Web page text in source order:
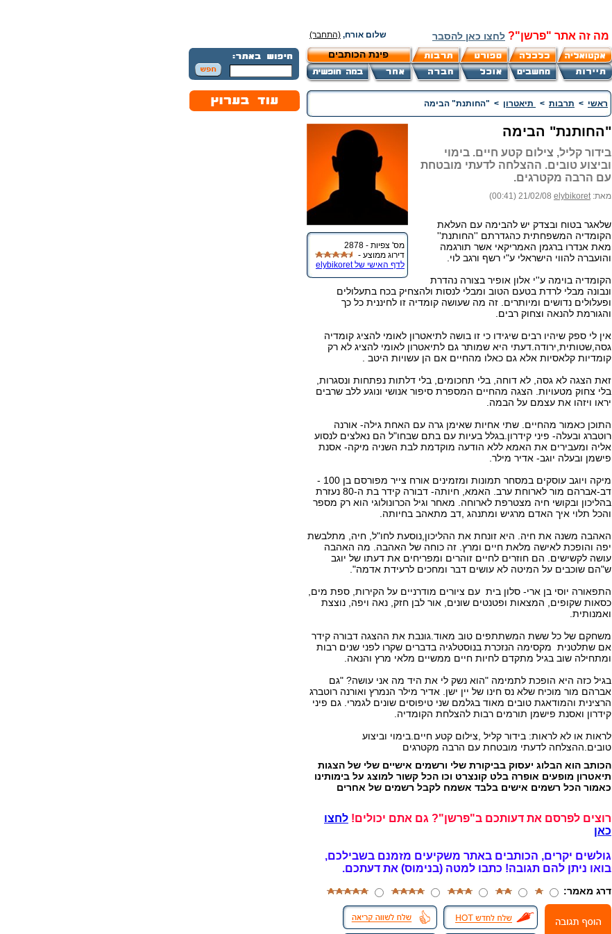
מה זה אתר "פרשן"? לחצו כאן להסבר שלום אורח, (התחבר)
פינת הכותבים
ראשי > תרבות > תיאטרון > "החותנת" הבימה
מס' צפיות - 2878
דירוג ממוצע -
לדף האישי של elybikoret
"החותנת" הבימה
בידור קליל, צילום קטע חיים. בימוי
וביצוע טובים. ההצלחה לדעתי מובטחת
עם הרבה מקטרגים.
מאת:elybikoret
21/02/08 (00:41)
שלאגר בטוח ובצדק יש להבימה עם העלאת
הקומדיה המשפחתית כהגדרתם ''החותנת''
מאת אנדרו ברגמן האמריקאי אשר תורגמה
והועברה להווי הישראלי ע"י רשף ורגב לוי.
הקומדיה בוימה ע''י אלון אופיר בצורה נהדרת
ונבונה מבלי לרדת בטעם הטוב ומבלי לנסות ולהצחיק בכח בתעלולים
ופעלולים נדושים ומיותרים. זה מה שעושה קומדיה זו לחיננית כל כך
והגורמת להנאה וצחוק רבים.
אין לי ספק שיהיו רבים שיגידו כי זו בושה לתיאטרון לאומי להציג קומדיה
גסה,שטותית,ירודה.דעתי היא שמותר גם לתיאטרון לאומי להציג לא רק
קומדיות קלאסיות אלא גם כאלו מהחיים אם הן עשויות היטב .
זאת הצגה לא גסה, לא דוחה, בלי תחכומים, בלי דלתות נפתחות ונסגרות,
בלי צחוק מטעויות. הצגה מהחיים המספרת סיפור אנושי ונוגע ללב שרבים
יראו ויזהו את עצמם על הבמה.
התוכן כאמור מהחיים. שתי אחיות שאימן גרה עם האחת גילה- אורנה
רוטברג ובעלה- פיני קידרון.בגלל בעיות עם בתם שבחו"ל הם נאלצים לנסוע
אליה ומעבירים את האמא ללא הודעה מוקדמת לבת השניה מיקה- אסנת
פישמן ובעלה יוגב- אדיר מילר.
מיקה ויוגב עוסקים במסחר תמונות ומזמינים אורח צייר מפורסם בן 100 -
דב-אברהם מור לארוחת ערב. האמא, חיותה- דבורה קידר בת ה-80 נעזרת
בהליכון ובקושי חיה מצטרפת לארוחה. מאחר וגיל הכרונולוגי הוא רק מספר
והכל תלוי איך האדם מרגיש ומתנהג ,דב מתאהב בחיותה.
האהבה משנה את חיה. היא זונחת את ההליכון,נוסעת לחו"ל, חיה, מתלבשת
יפה והופכת לאישה מלאת חיים ומרץ. זה כוחה של האהבה. מה האהבה
עושה לקשישים. הם חוזרים לחיים זוהרים ומפריחים את דעתו של יוגב
ש"הם שוכבים על המיטה לא עושים דבר ומחכים לרעידת אדמה".
התפאורה יוסי בן ארי- סלון בית עם ציורים מודרניים על הקירות, ספת מים,
כסאות שקופים, המצאות ופטנטים שונים, אור לבן חזק, נאה ויפה, נוצצת
ואמנותית.
משחקם של כל ששת המשתתפים טוב מאוד.גונבת את ההצגה דבורה קידר
אם שתלטנית מקסימה הנזכרת בנוסטלגיה בדברים שקרו לפני שנים רבות
ומתחילה שוב בגיל מתקדם לחיות חיים ממשיים מלאי מרץ והנאה.
בגיל כזה היא הופכת לתמימה "הוא נשק לי את היד מה אני עושה? "גם
אברהם מור מוכיח שלא נס חינו של יין ישן. אדיר מילר הנמרץ ואורנה רוטברג
הרצינית והמודאגת טובים מאוד בגלמם שני טיפוסים שונים לגמרי. גם פיני
קידרון ואסנת פישמן תורמים רבות להצלחת הקומדיה.
לראות או לא לראות: בידור קליל ,צילום קטע חיים.בימוי וביצוע
טובים.ההצלחה לדעתי מובטחת עם הרבה מקטרגים
הכותב הוא הבלוג יעסוק בביקורת שלי ורשמים אישיים שלי של הצגות
תיאטרון מופעים אופרה בלט קונצרט וכו הכל קשור למוצג על בימותינו
כאמור הכל רשמים אישים בלבד אשמח לקבל רשמים של אחרים
רוצים לפרסם את דעותכם ב"פרשן"? גם אתם יכולים! לחצו
כאן
גולשים יקרים, הכותבים באתר משקיעים מזמנם בשבילכם,
בואו ניתן להם תגובה! כתבו למטה (בנימוס) את דעתכם.
דרג מאמר: